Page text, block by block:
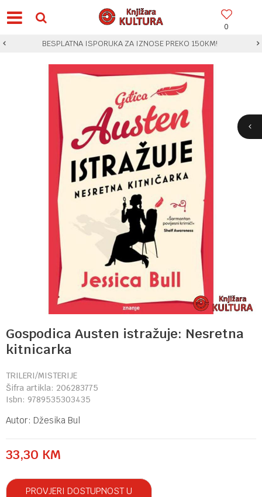
0
BESPLATNA ISPORUKA ZA IZNOSE PREKO 150KM!
Gospodica Austen istražuje: Nesretna
kitnicarka
TRILERI/MISTERIJE
Šifra artikla: 206283775
Isbn: 9789535303435
Autor: Džesika Bul
33,30 KM
PROVJERI DOSTUPNOST U